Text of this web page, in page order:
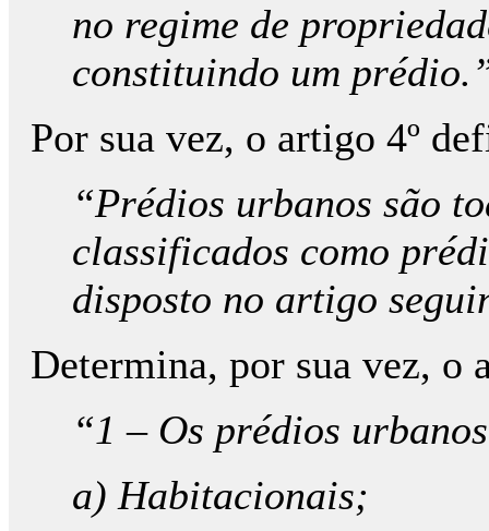
no regime de
constituindo um
Por sua vez, o artigo 4º
“Prédios urbanos são
classificados como
disposto no artigo
Determina, por sua vez, o
“1 – Os prédios
a) Habitacionais;